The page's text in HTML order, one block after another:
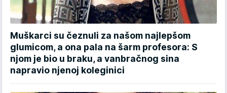
Muškarci su čeznuli za našom najlepšom
glumicom, a ona pala na šarm profesora: S
njom je bio u braku, a vanbračnog sina
napravio njenoj koleginici